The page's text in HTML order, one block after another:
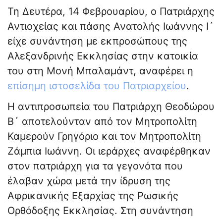
Τη Δευτέρα, 14 Φεβρουαρίου, ο Πατριάρχης
Αντιοχείας και πάσης Ανατολής Ιωάννης Ι´
είχε συνάντηση με εκπροσώπους της
Αλεξανδρινής Εκκλησίας στην κατοικία
του στη Μονή Μπαλαμάντ, αναφέρει η
επίσημη ιστοσελίδα του Πατριαρχείου.
Η αντιπροσωπεία του Πατριάρχη Θεοδώρου
Β´ αποτελούνταν από τον Μητροπολίτη
Καμερούν Γρηγόριο και τον Μητροπολίτη
Ζάμπια Ιωάννη. Οι ιεράρχες αναφέρθηκαν
στον πατριάρχη για τα γεγονότα που
έλαβαν χώρα μετά την ίδρυση της
Αφρικανικής Εξαρχίας της Ρωσικής
Ορθόδοξης Εκκλησίας. Στη συνάντηση